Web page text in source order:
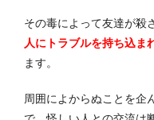
その毒によって友達が殺
人にトラブルを持ち込ま
ます。
周囲によからぬことを企